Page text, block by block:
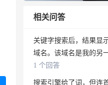
相关问答
关键字搜索后，结果显
域名。该域名是我的另
1 个回答
搜索引擎给了词，但连